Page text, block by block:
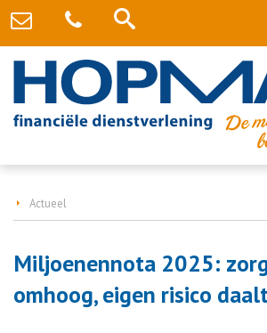
Actueel
Miljoenennota 2025:
omhoog, eigen risico